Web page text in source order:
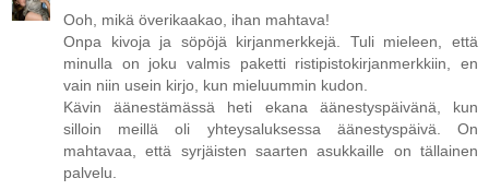
Ooh, mikä överikaakao, ihan mahtava!
Onpa kivoja ja söpöjä kirjanmerkkejä. Tuli mieleen, että
minulla on joku valmis paketti ristipistokirjanmerkkiin, en
vain niin usein kirjo, kun mieluummin kudon.
Kävin äänestämässä heti ekana äänestyspäivänä, kun
silloin meillä oli yhteysaluksessa äänestyspäivä. On
mahtavaa, että syrjäisten saarten asukkaille on tällainen
palvelu.